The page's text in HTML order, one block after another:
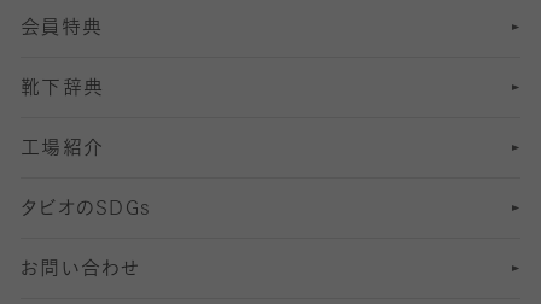
13分丈レギンス
Sサイズ（22～25cm）
Mサイズ（25～27cm）
Lサイズ（27～29cm）
足の疲れ対策
足の臭い対策
冷え対策
靴ずれ対策
快適な睡眠対策
会員特典
靴下辞典
工場紹介
タビオのSDGs
お問い合わせ